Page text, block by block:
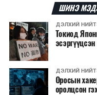
удирдлага
дугаарын утсаар
өгөх боломжтойг
зөвлөв.
ШИНЭ
ДЭЛХИЙ
Токиод
ДЭЛХИЙ
Оросын
оролцсон